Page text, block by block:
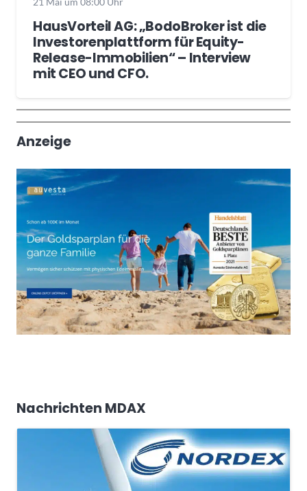
HausVorteil AG: „BodoBroker ist die
Investorenplattform für Equity-
Release-Immobilien“ – Interview
mit CEO und CFO.
Wochenrückblick
Trendthemen
Anzeige
Nachrichten MDAX